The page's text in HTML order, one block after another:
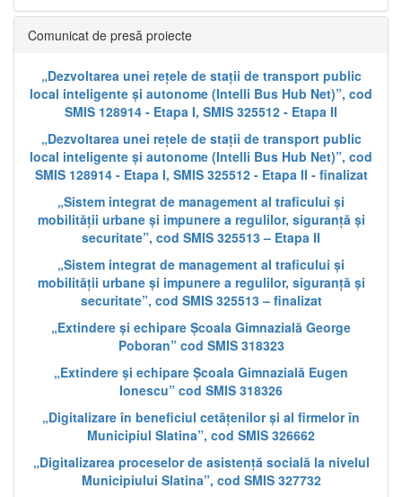
Comunicat de presă proiecte
„Dezvoltarea unei rețele de stații de transport public
local inteligente și autonome (Intelli Bus Hub Net)”, cod
SMIS 128914 - Etapa I, SMIS 325512 - Etapa II
„Dezvoltarea unei rețele de stații de transport public
local inteligente și autonome (Intelli Bus Hub Net)”, cod
SMIS 128914 - Etapa I, SMIS 325512 - Etapa II - finalizat
„Sistem integrat de management al traficului și
mobilității urbane și impunere a regulilor, siguranță și
securitate”, cod SMIS 325513 – Etapa II
„Sistem integrat de management al traficului și
mobilității urbane și impunere a regulilor, siguranță și
securitate”, cod SMIS 325513 – finalizat
„Extindere și echipare Școala Gimnazială George
Poboran” cod SMIS 318323
„Extindere și echipare Școala Gimnazială Eugen
Ionescu” cod SMIS 318326
„Digitalizare în beneficiul cetățenilor și al firmelor în
Municipiul Slatina”, cod SMIS 326662
„Digitalizarea proceselor de asistență socială la nivelul
Municipiului Slatina”, cod SMIS 327732